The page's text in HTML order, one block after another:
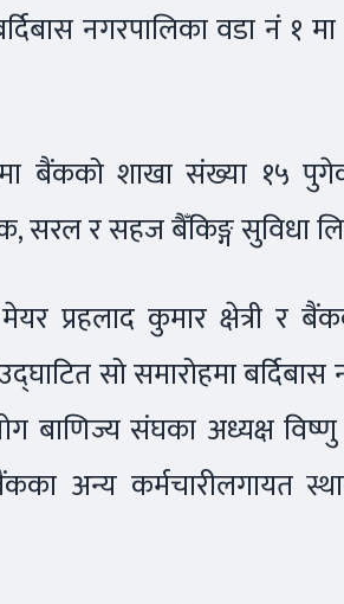
नगरपालिका वडा नं
बैंकको शाखा संख्या १५
सरल र सहज बैँकिङ्ग सुविधा
मेयर प्रहलाद कुमार क्षेत्री र
सो समारोहमा
बाणिज्य संघका अध्यक्ष
अन्य कर्मचारीलगायत